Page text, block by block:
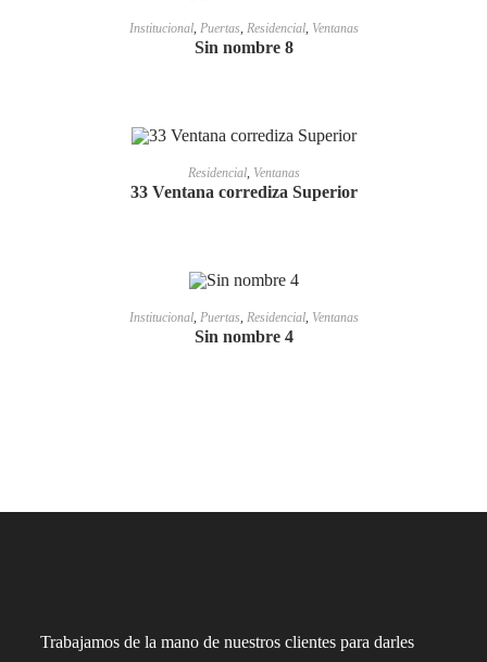
LEER MÁS
Institucional, Puertas, Residencial, Ventanas
Sin nombre 8
LEER MÁS
Residencial, Ventanas
33 Ventana corrediza Superior
LEER MÁS
Institucional, Puertas, Residencial, Ventanas
Sin nombre 4
Trabajamos de la mano de nuestros clientes para darles